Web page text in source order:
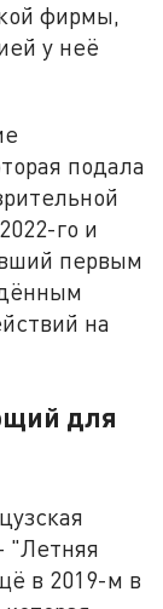
фирмы,
у неё
подала
го и
первым
на
для
"Летняя
в 2019-м в